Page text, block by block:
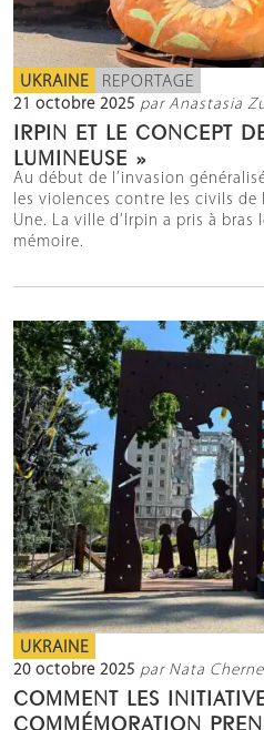
UKRAINE REPORTAGE
21 octobre 2025 par Anastasia
IRPIN ET LE CONCEPT
LUMINEUSE »
Au début de l’invasion
les violences contre les civils
Une. La ville d’Irpin a pris à bras
mémoire.
UKRAINE
20 octobre 2025 par Nata
COMMENT LES
COMMÉMORATION